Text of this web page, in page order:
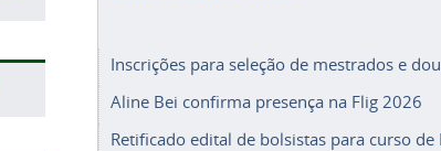
Inscrições para seleção de mestrados e
Aline Bei confirma presença na Flig 2026
Retificado edital de bolsistas para curso de